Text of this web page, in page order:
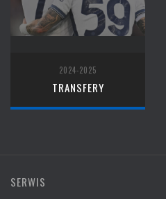
2024-2025
TRANSFERY
SERWIS